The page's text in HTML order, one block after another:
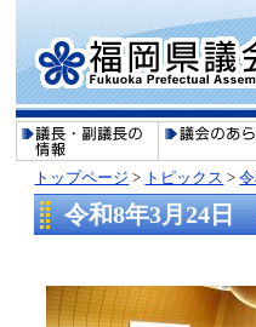
トップページ > トピックス >
令和8年3月24日